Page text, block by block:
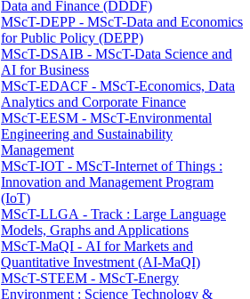
Data and Finance (DDDF)
MScT-DEPP - MScT-Data and Economics
for Public Policy (DEPP)
MScT-DSAIB - MScT-Data Science and
AI for Business
MScT-EDACF - MScT-Economics, Data
Analytics and Corporate Finance
MScT-EESM - MScT-Environmental
Engineering and Sustainability
Management
MScT-IOT - MScT-Internet of Things :
Innovation and Management Program
(IoT)
MScT-LLGA - Track : Large Language
Models, Graphs and Applications
MScT-MaQI - AI for Markets and
Quantitative Investment (AI-MaQI)
MScT-STEEM - MScT-Energy
Environment : Science Technology &